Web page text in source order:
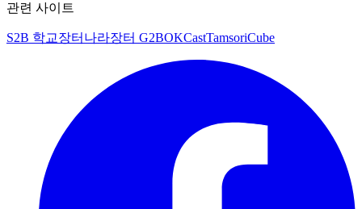
관련 사이트
S2B 학교장터 나라장터 G2BOKCastTamsoriCube